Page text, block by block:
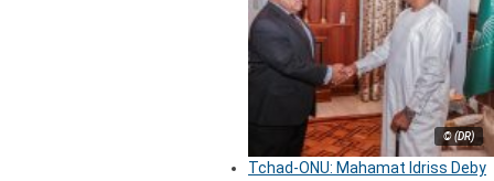
© (DR)
Tchad-ONU: Mahamat Idriss Deby